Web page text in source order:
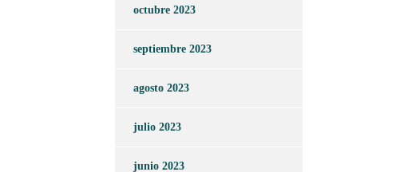
octubre 2023
septiembre 2023
agosto 2023
julio 2023
junio 2023